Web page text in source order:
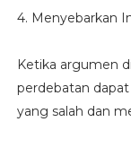
4. Menyebarkan
Ketika argumen
perdebatan
yang salah dan